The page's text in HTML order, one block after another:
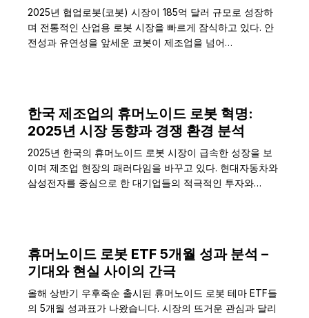
2025년 협업로봇(코봇) 시장이 185억 달러 규모로 성장하
며 전통적인 산업용 로봇 시장을 빠르게 잠식하고 있다. 안
전성과 유연성을 앞세운 코봇이 제조업을 넘어…
한국 제조업의 휴머노이드 로봇 혁명:
2025년 시장 동향과 경쟁 환경 분석
2025년 한국의 휴머노이드 로봇 시장이 급속한 성장을 보
이며 제조업 현장의 패러다임을 바꾸고 있다. 현대자동차와
삼성전자를 중심으로 한 대기업들의 적극적인 투자와…
휴머노이드 로봇 ETF 5개월 성과 분석 –
기대와 현실 사이의 간극
올해 상반기 우후죽순 출시된 휴머노이드 로봇 테마 ETF들
의 5개월 성과표가 나왔습니다. 시장의 뜨거운 관심과 달리